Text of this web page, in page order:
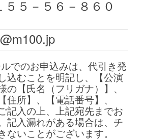
５５－５６－８６０
でのお申込みは、代引き発
込むことを明記し、【公演
の【氏名（フリガナ）】、
住所】、【電話番号】、
記入の上、上記宛先までお
記入漏れがある場合は、チ
ないことがございます。